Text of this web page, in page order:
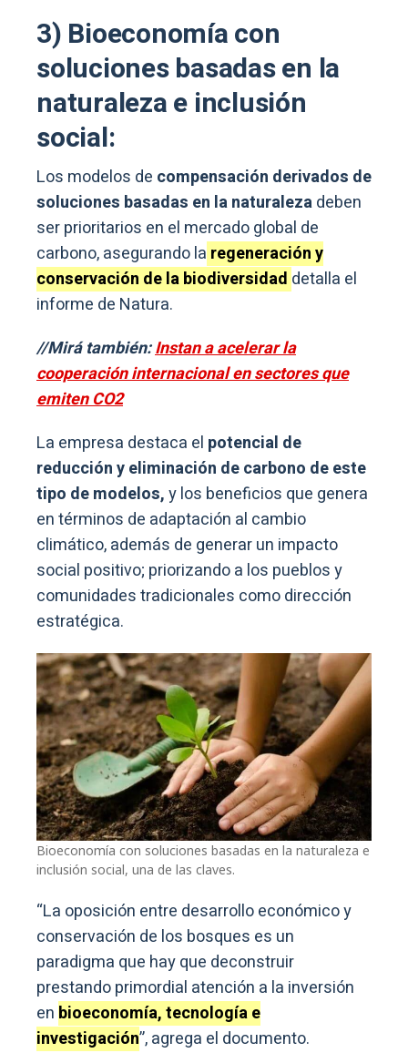
3) Bioeconomía con
soluciones basadas en la
naturaleza e inclusión
social:
Los modelos de compensación derivados de
soluciones basadas en la naturalezadeben
ser prioritarios en el mercado global de
carbono, asegurando la regeneración y
conservación de la biodiversidad detalla el
informe de Natura.
//Mirá también:Instan a acelerar la
cooperación internacional en sectores que
emiten CO2
La empresa destaca el potencial de
reducción y eliminación de carbono de este
tipo de modelos,y los beneficios que genera
en términos de adaptación al cambio
climático, además de generar un impacto
social positivo; priorizando a los pueblos y
comunidades tradicionales como dirección
estratégica.
Bioeconomía con soluciones basadas en la naturaleza e
inclusión social, una de las claves.
“La oposición entre desarrollo económico y
conservación de los bosques es un
paradigma que hay que deconstruir
prestando primordial atención a la inversión
en bioeconomía, tecnología e
investigación”, agrega el documento.